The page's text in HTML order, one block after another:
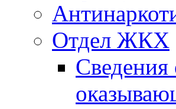
Отдел ЖКХ